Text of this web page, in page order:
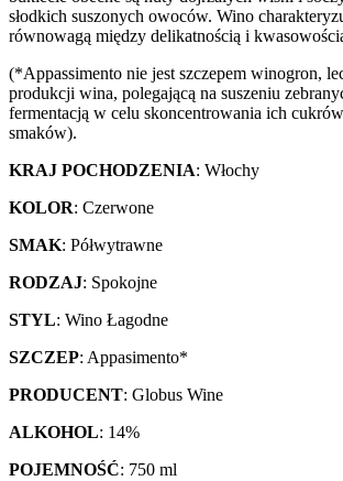
słodkich suszonych owoców. Wino
równowagą między delikatnością i
(*Appassimento nie jest szczepem winogron,
produkcji wina, polegającą na suszeniu
fermentacją w celu skoncentrowania ich
smaków).
KRAJ POCHODZENIA: Włochy
KOLOR: Czerwone
SMAK: Półwytrawne
RODZAJ: Spokojne
STYL: Wino Łagodne
SZCZEP: Appasimento*
PRODUCENT: Globus Wine
ALKOHOL: 14%
POJEMNOŚĆ: 750 ml